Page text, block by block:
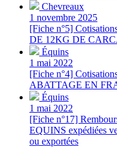
Chevreaux
1 novembre 2025
[Fiche n°5]
DE 12KG DE
Équins
1 mai 2022
[Fiche n°4]
ABATTAGE EN
Équins
1 mai 2022
[Fiche n°17]
EQUINS expédiées
ou exportées